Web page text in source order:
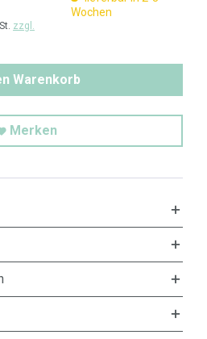
zzgl.
Wochen
Warenkorb
Merken